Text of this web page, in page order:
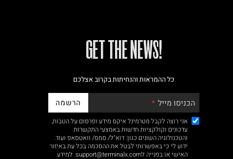
!GET THE NEWS
כל ההמראות והנחיתות בקרוב אצלכם
הכניסו מייל הרשמה
אני רוצה לקבל מטרמינל איקס מידע ופרסום על הטבות,
עדכונים וקולקציות חדשות באמצעי התקשרות
והטכנולוגיה השונים כגון: דוא"ל/ סמס/ וואטסאפ ועוד.
ידוע לי כי באפשרותי לבטל את ההסכמה בכל עת באיזור
האישי או בפנייה לsupport@terminalx.com. למידע